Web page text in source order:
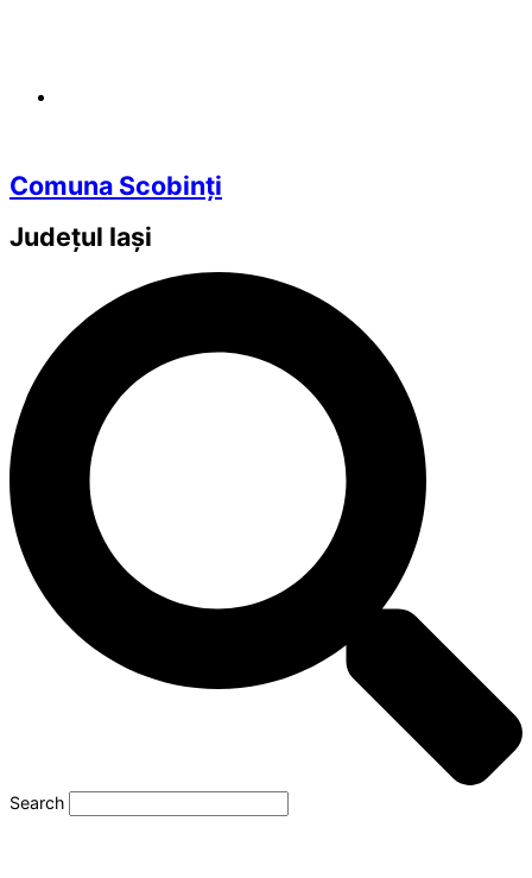
Comuna Scobinți
Județul Iași
Search